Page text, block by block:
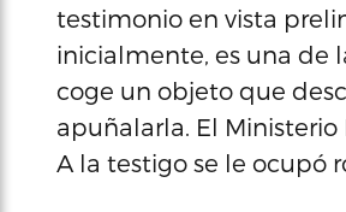
testimonio en vista
inicialmente, es una de
coge un objeto que
apuñalarla. El
A la testigo se le ocupó